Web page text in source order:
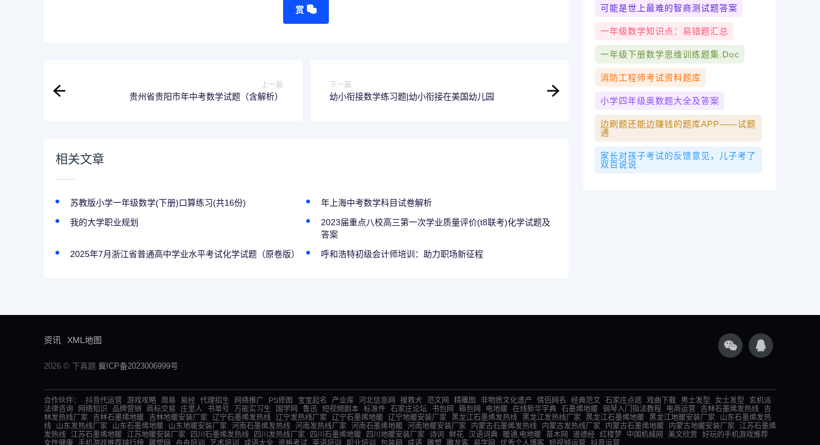
赏
上一篇
贵州省贵阳市年中考数学试题（含解析）
下一篇
幼小衔接数学练习题|幼小衔接在美国幼儿园
相关文章
苏教版小学一年级数学(下册)口算练习(共16份)
年上海中考数学科目试卷解析
我的大学职业规划
2023届重点八校高三第一次学业质量评价(t8联考)化学试题及
答案
2025年7月浙江省普通高中学业水平考试化学试题（原卷版）
呼和浩特初级会计师培训：助力职场新征程
可能是世上最难的智商测试题答案
一年级数学知识点：易错题汇总
一年级下册数学思维训练题集.doc
消防工程师考试资料题库
小学四年级奥数题大全及答案
边刷题还能边赚钱的题库APP——试题
通
家长对孩子考试的反馈意见，儿子考了
双百说说
资讯 XML地图
2026 © 下真题 冀ICP备2023006999号
合作伙伴： 抖音代运营 游戏攻略 周易 易经 代理招生 网络推广 PS修图 宝宝起名 产业库 河北信息网 搜救犬 范文网 精雕图 非物质文化遗产 情侣网名 经典范文 石家庄点痣 戏曲下载 男士发型 女士发型
玄机派
法律咨询
网络知识 品牌营销 商标交易 庄里人 书单号 万能实习生 国学网 鲁迅 短视频剧本 标准件 石家庄论坛 书包网 箱包网 电地暖 在线新华字典 石墨烯地暖 钢琴入门指法教程 电商运营 吉林石墨烯发热线
吉
林发热线厂家
吉林石墨烯地暖 吉林地暖安装厂家 辽宁石墨烯发热线 辽宁发热线厂家 辽宁石墨烯地暖 辽宁地暖安装厂家 黑龙江石墨烯发热线 黑龙江发热线厂家 黑龙江石墨烯地暖 黑龙江地暖安装厂家
山东石墨烯发热
线
山东发热线厂家 山东石墨烯地暖 山东地暖安装厂家 河南石墨烯发热线 河南发热线厂家 河南石墨烯地暖 河南地暖安装厂家 内蒙古石墨烯发热线 内蒙古发热线厂家 内蒙古石墨烯地暖 内蒙古地暖安装厂家
江苏石墨烯
发热线
江苏石墨烯地暖 江苏地暖安装厂家 四川石墨烯发热线 四川发热线厂家 四川石墨烯地暖 四川地暖安装厂家 诗词 鲜花 汉语词典 暖通,电地暖 苗木网 道德经 红楼梦 中国机械网 美文欣赏
好玩的手机游戏推荐